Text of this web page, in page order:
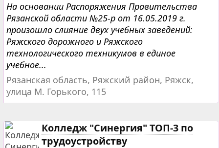
На основании Распоряжения Правительства
Рязанской области №25-р от 16.05.2019 г.
произошло слияние двух учебных заведений:
Ряжского дорожного и Ряжского
технологического техникумов в единое
учебное...
Рязанская область, Ряжский район, Ряжск,
улица М. Горького, 115
Колледж "Синергия" ТОП-3 по
трудоустройству